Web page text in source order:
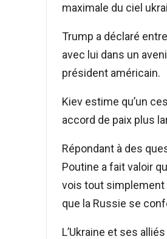
maximale du ciel
Trump a déclaré
avec lui dans un
président américain.
Kiev estime qu’un
accord de paix plus
Répondant à des
Poutine a fait valoir
vois tout simplement
que la Russie se
L’Ukraine et ses